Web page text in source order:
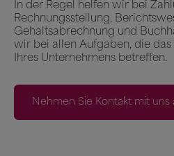
In der Regel helfen wir bei
Rechnungsstellung,
Gehaltsabrechnung und
wir bei allen Aufgaben, die
Ihres Unternehmens betreffen.
Nehmen Sie Kontakt mit uns